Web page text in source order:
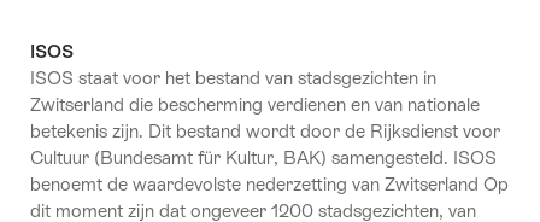
ISOS
ISOS staat voor het bestand van stadsgezichten in
Zwitserland die bescherming verdienen en van nationale
betekenis zijn. Dit bestand wordt door de Rijksdienst voor
Cultuur (Bundesamt für Kultur, BAK) samengesteld. ISOS
benoemt de waardevolste nederzetting van Zwitserland Op
dit moment zijn dat ongeveer 1200 stadsgezichten, van